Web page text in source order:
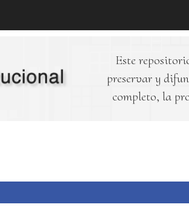
Este
preservar y
completo, la